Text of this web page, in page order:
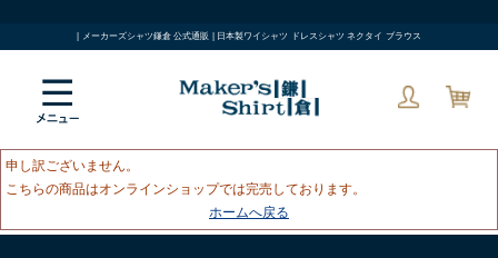
| メーカーズシャツ鎌倉 公式通販 | 日本製ワイシャツ ドレスシャツ ネクタイ ブラウス
申し訳ございません。
こちらの商品はオンラインショップでは完売しております。
ホームへ戻る